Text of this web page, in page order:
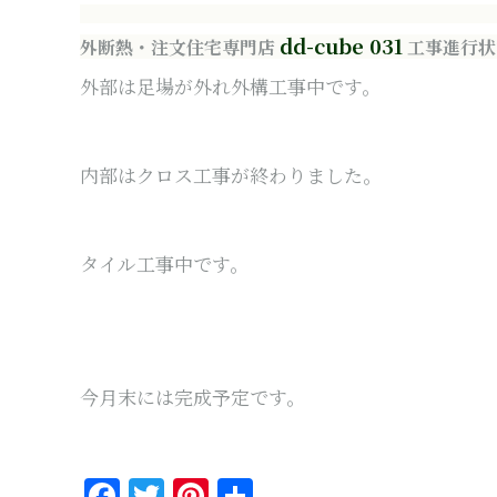
外断熱・注文住宅専門店 dd-cube 031 工事進行
外部は足場が外れ外構工事中です。
内部はクロス工事が終わりました。
タイル工事中です。
今月末には完成予定です。